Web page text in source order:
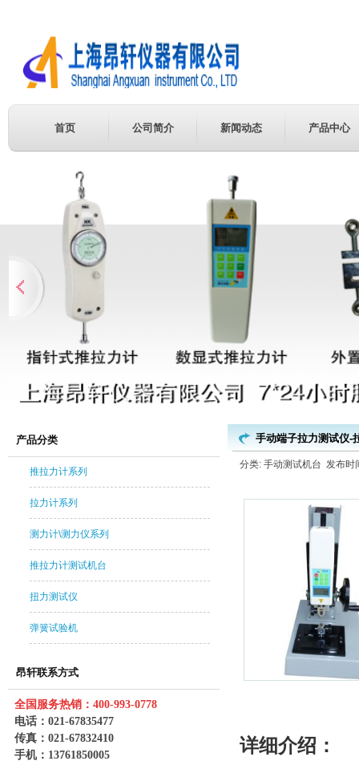
首页 公司简介 新闻动态 产品中心
产品分类
推拉力计系列
拉力计系列
测力计\测力仪系列
推拉力计测试机台
扭力测试仪
弹簧试验机
昂轩联系方式
全国服务热销：400-993-0778
电话：021-67835477
传真：021-67832410
手机：13761850005
手动端子拉力测试仪-
分类: 手动测试机台 发布
详细介绍：